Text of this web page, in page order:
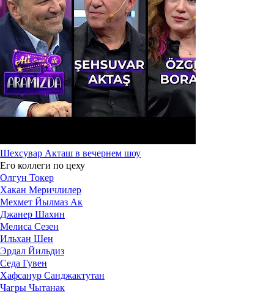
Шехсувар Акташ в вечернем шоу
Его коллеги по цеху
Олгун Токер
Хакан Меричлилер
Мехмет Йылмаз Ак
Джанер Шахин
Мелиса Сезен
Ильхан Шен
Эрдал Йильдиз
Седа Гувен
Хафсанур Санджактутан
Чагры Чытанак